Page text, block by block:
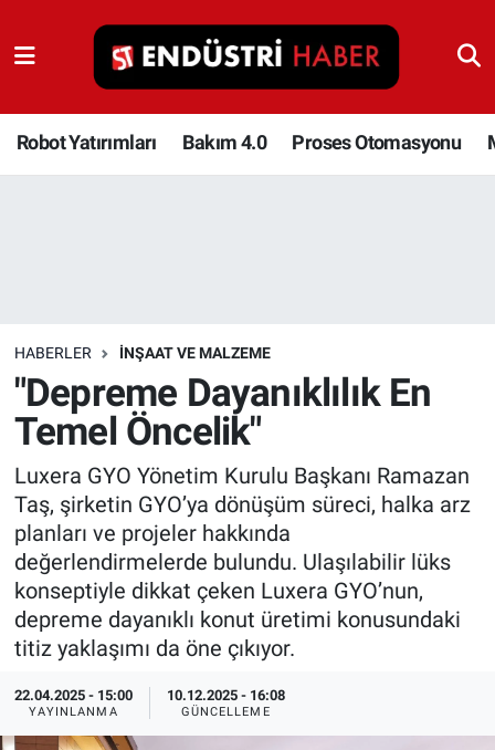
Robot Yatırımları Bakım 4.0 Proses Otomasyonu
HABERLER İNŞAAT VE MALZEME
"Depreme Dayanıklılık En
Temel Öncelik"
Luxera GYO Yönetim Kurulu Başkanı Ramazan
Taş, şirketin GYO’ya dönüşüm süreci, halka arz
planları ve projeler hakkında
değerlendirmelerde bulundu. Ulaşılabilir lüks
konseptiyle dikkat çeken Luxera GYO’nun,
depreme dayanıklı konut üretimi konusundaki
titiz yaklaşımı da öne çıkıyor.
22.04.2025 - 15:00
YAYINLANMA
10.12.2025 - 16:08
GÜNCELLEME
Robot Yatırımları
Bakım 4.0
Depolama Çözümleri
İnşaat ve Malzeme
HaberOrtak
EndüstriST
Enerjisini Üreten Fabrikalar
Endüstri 4.0 Uygulamaları
Ağır Sanayi Çözümleri